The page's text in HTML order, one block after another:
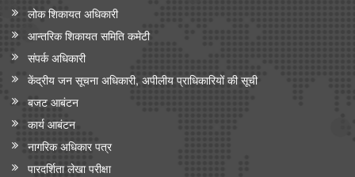
लोक शिकायत अधिकारी
आन्‍तरिक शिकायत समिति कमेटी
संपर्क अधिकारी
केंद्रीय जन सूचना अधिकारी, अपीलीय प्राधिकारियों की सूची
बजट आबंटन
कार्य आबंटन
नागरिक अधिकार पत्र
पारदर्शिता लेखा परीक्षा